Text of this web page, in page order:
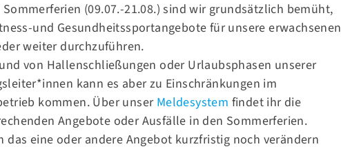
(09.07.-21.08.) sind wir grundsätzlich bemüht,
und Gesundheitssportangebote für unsere erwachsenen
weiter durchzuführen.
von Hallenschließungen oder Urlaubsphasen unserer
kann es aber zu Einschränkungen im
kommen. Über unser Meldesystem findet ihr die
Angebote oder Ausfälle in den Sommerferien.
das eine oder andere Angebot kurzfristig noch verändern